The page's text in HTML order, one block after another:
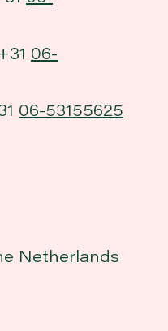
06-
06-53155625
Netherlands